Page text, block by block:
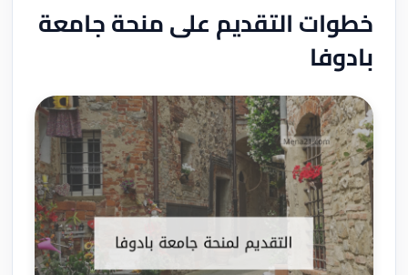
خطوات التقديم على منحة جامعة
بادوفا